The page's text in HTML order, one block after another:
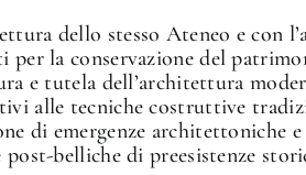
dello stesso Ateneo e con
la conservazione del
e tutela dell’architettura
alle tecniche costruttive
di emergenze architettoniche
belliche di preesistenze